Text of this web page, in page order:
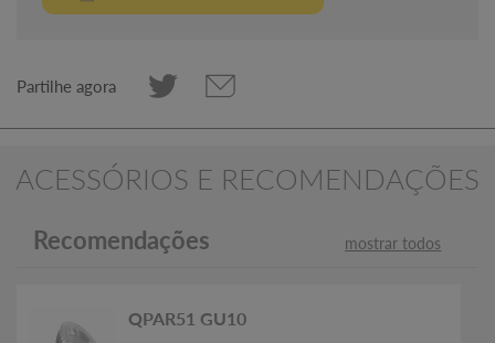
Partilhe agora
ACESSÓRIOS E RECOMENDAÇÕES
Recomendações mostrar todos
QPAR51 GU10